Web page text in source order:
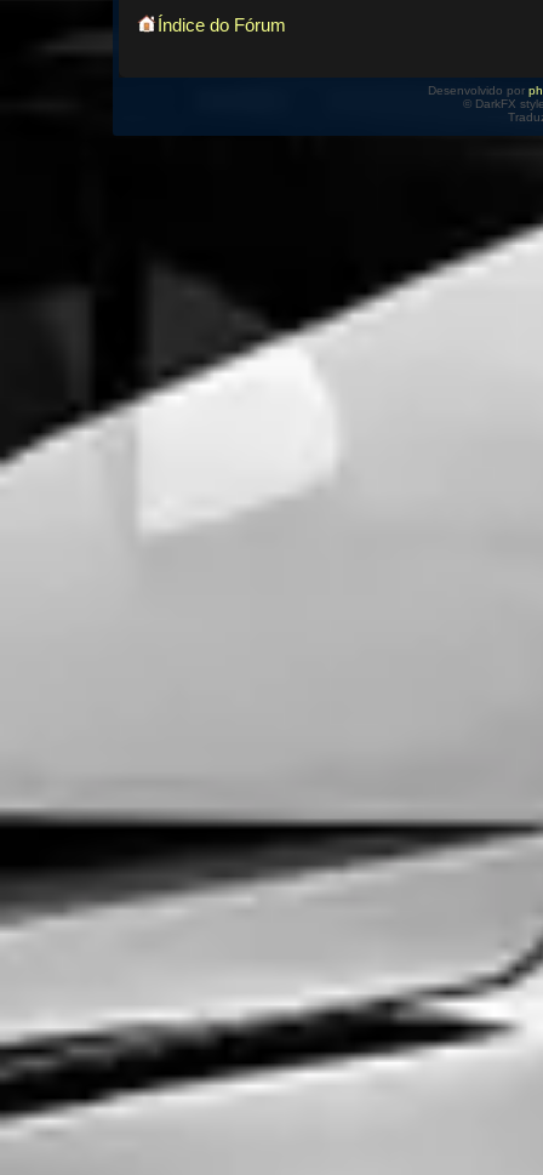
Índice do Fórum
Desenvolvido por
© DarkFX